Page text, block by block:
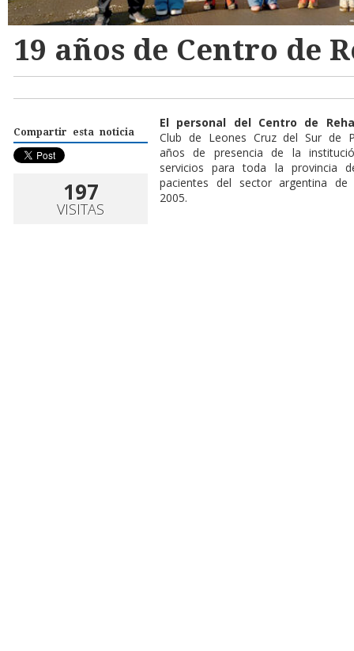
19 años de Centro de
Compartir esta noticia
197
VISITAS
El personal del Centro de
Club de Leones Cruz del Sur de
años de presencia de la
servicios para toda la provincia
pacientes del sector argentina
2005.